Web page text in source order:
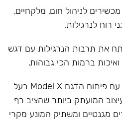
לניהול חום, מלקחיים,
רוח לנרגילות.
את תרבות הנרגילות עם דגש
ואיכות ברמות הכי גבוהות.
חדשנות - יצירת טרנד עם פיתוח הדגם Model X בעל
המועתק ביותר שהציב רף
מגנטיים ומשתיק המונע מקרי